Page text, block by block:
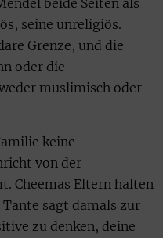
beide Seiten als
seine unreligiös.
Grenze, und die
oder die
muslimisch oder
keine
von der
Cheemas Eltern halten
sagt damals zur
zu denken, deine